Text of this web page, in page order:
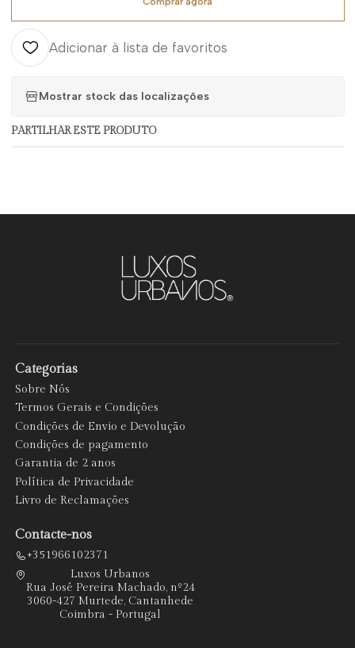
Adicionar à lista de favoritos
Mostrar stock das localizações
PARTILHAR ESTE PRODUTO
Categorias
Sobre Nós
Termos Gerais e Condições
Condições de Envio e Devolução
Condições de pagamento
Garantia de 2 anos
Política de Privacidade
Livro de Reclamações
Contacte-nos
+351966102371
Luxos Urbanos
Rua José Pereira Machado, nº24
3060-427 Murtede, Cantanhede
Coimbra - Portugal